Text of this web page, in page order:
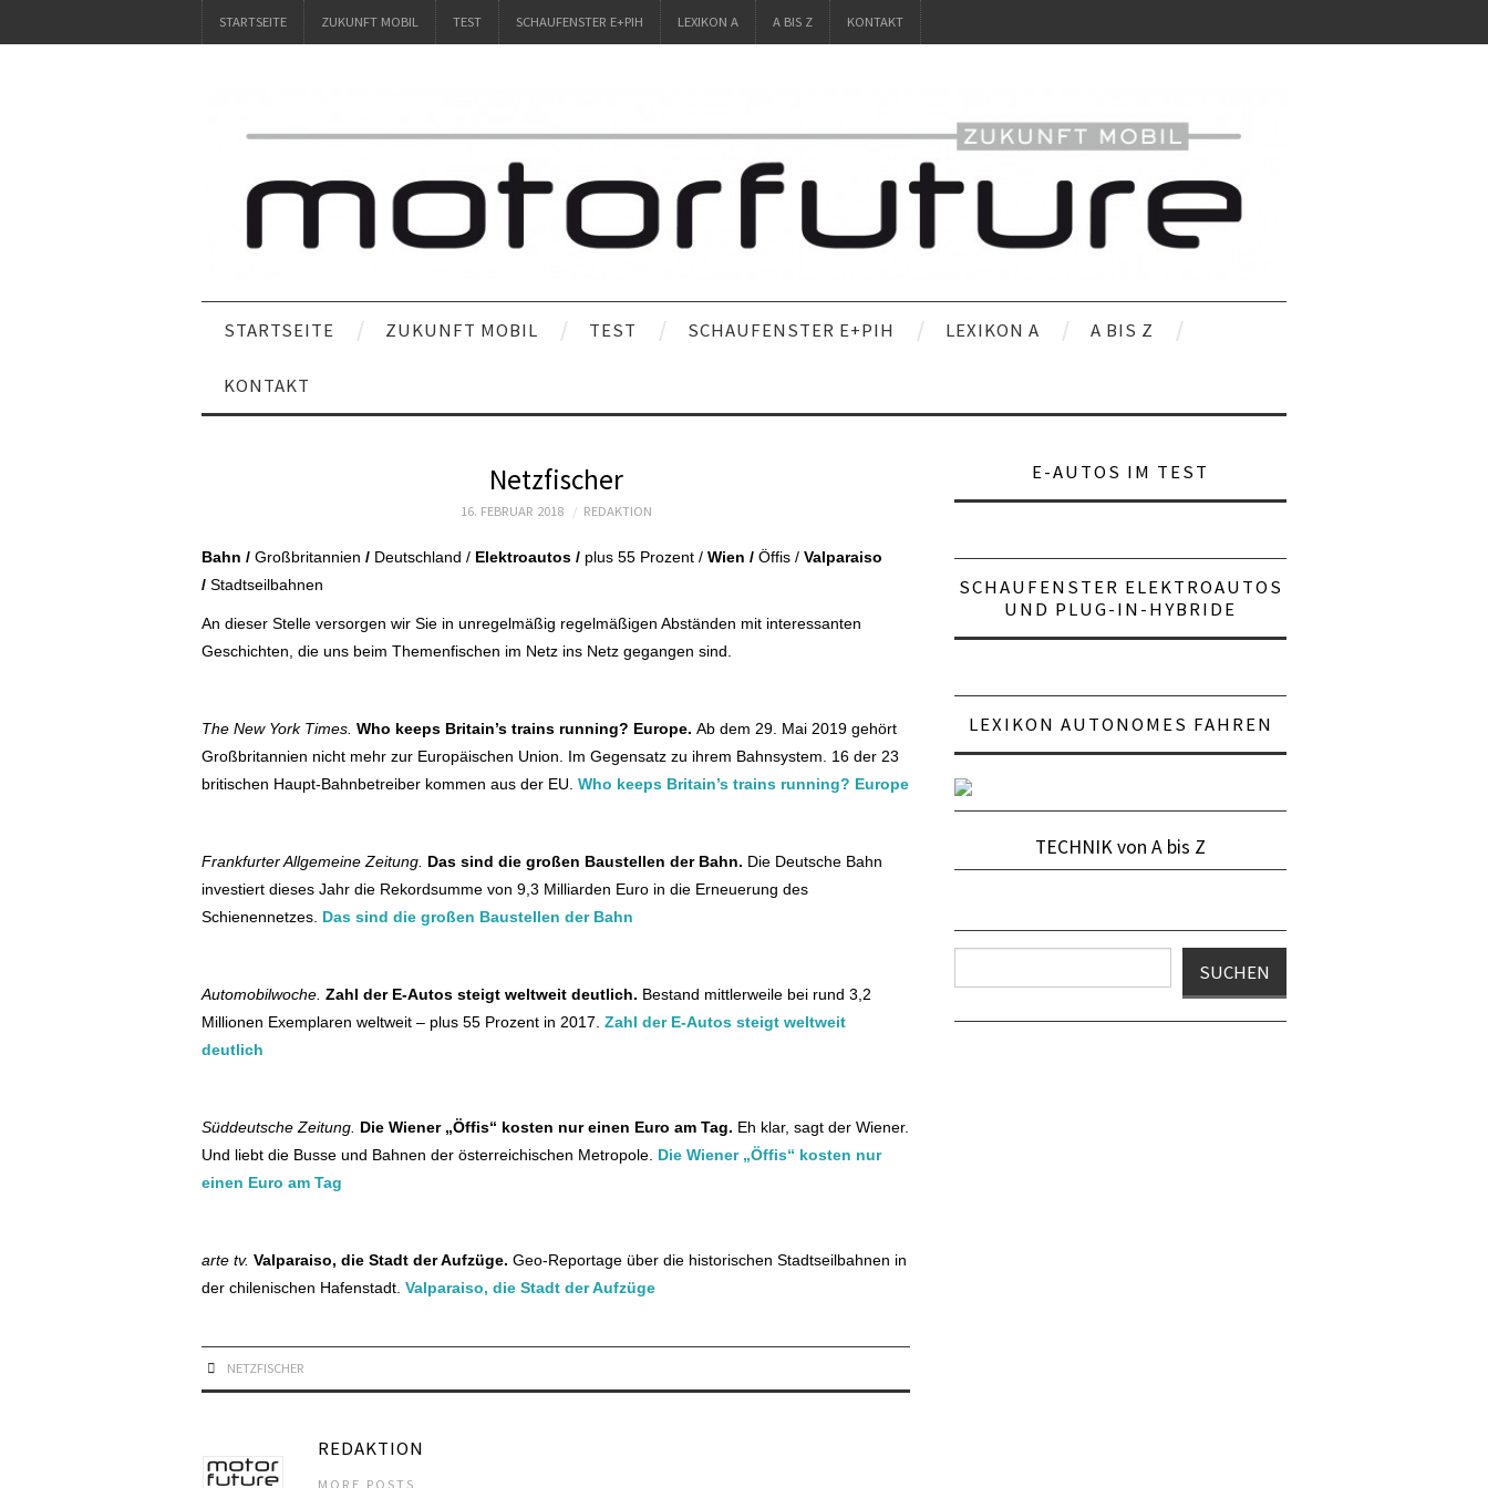
STARTSEITE ZUKUNFT MOBIL TEST SCHAUFENSTER E+PIH LEXIKON A A BIS Z KONTAKT
STARTSEITE ZUKUNFT MOBIL TEST SCHAUFENSTER E+PIH LEXIKON A A BIS Z
KONTAKT
Netzfischer
16. FEBRUAR 2018 REDAKTION
Bahn / Großbritannien / Deutschland / Elektroautos / plus 55 Prozent / Wien / Öffis / Valparaiso
/ Stadtseilbahnen
An dieser Stelle versorgen wir Sie in unregelmäßig regelmäßigen Abständen mit interessanten
Geschichten, die uns beim Themenfischen im Netz ins Netz gegangen sind.
The New York Times. Who keeps Britain’s trains running? Europe. Ab dem 29. Mai 2019 gehört
Großbritannien nicht mehr zur Europäischen Union. Im Gegensatz zu ihrem Bahnsystem. 16 der 23
britischen Haupt-Bahnbetreiber kommen aus der EU. Who keeps Britain’s trains running? Europe
Frankfurter Allgemeine Zeitung. Das sind die großen Baustellen der Bahn. Die Deutsche Bahn
investiert dieses Jahr die Rekordsumme von 9,3 Milliarden Euro in die Erneuerung des
Schienennetzes. Das sind die großen Baustellen der Bahn
Automobilwoche. Zahl der E-Autos steigt weltweit deutlich. Bestand mittlerweile bei rund 3,2
Millionen Exemplaren weltweit – plus 55 Prozent in 2017. Zahl der E-Autos steigt weltweit
deutlich
Süddeutsche Zeitung. Die Wiener „Öffis“ kosten nur einen Euro am Tag. Eh klar, sagt der Wiener.
Und liebt die Busse und Bahnen der österreichischen Metropole. Die Wiener „Öffis“ kosten nur
einen Euro am Tag
arte tv. Valparaiso, die Stadt der Aufzüge. Geo-Reportage über die historischen Stadtseilbahnen in
der chilenischen Hafenstadt. Valparaiso, die Stadt der Aufzüge
NETZFISCHER
REDAKTION
MORE POSTS
E-AUTOS IM TEST
SCHAUFENSTER ELEKTROAUTOS
UND PLUG-IN-HYBRIDE
LEXIKON AUTONOMES FAHREN
TECHNIK von A bis Z
SUCHEN